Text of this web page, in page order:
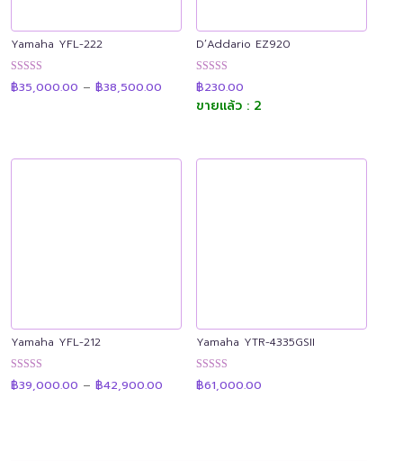
Yamaha YFL-222
ให้คะแนน
4.91
฿35,000.00 – ฿38,500.00 range:
฿35,000.00
through
D’Addario EZ920
ให้คะแนน
4.90
ตั้งแต่ 1-5
฿230.00
ขายแล้ว : 2
Yamaha YFL-212
ให้คะแนน
4.91
฿39,000.00 – ฿42,900.00 range:
Yamaha YTR-4335GSII
ให้คะแนน
4.89
฿61,000.00